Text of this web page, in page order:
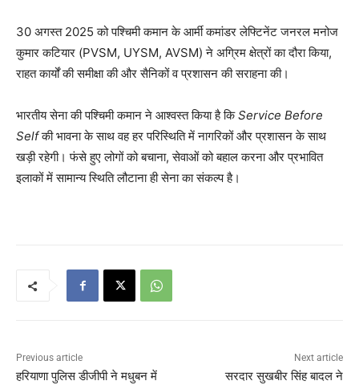
30 अगस्त 2025 को पश्चिमी कमान के आर्मी कमांडर लेफ्टिनेंट जनरल मनोज
कुमार कटियार (PVSM, UYSM, AVSM) ने अग्रिम क्षेत्रों का दौरा किया,
राहत कार्यों की समीक्षा की और सैनिकों व प्रशासन की सराहना की।
भारतीय सेना की पश्चिमी कमान ने आश्वस्त किया है किService Before
Selfकी भावना के साथ वह हर परिस्थिति में नागरिकों और प्रशासन के साथ
खड़ी रहेगी। फंसे हुए लोगों को बचाना, सेवाओं को बहाल करना और प्रभावित
इलाकों में सामान्य स्थिति लौटाना ही सेना का संकल्प है।
Previous article
हरियाणा पुलिस डीजीपी ने मधुबन में
Next article
सरदार सुखबीर सिंह बादल ने